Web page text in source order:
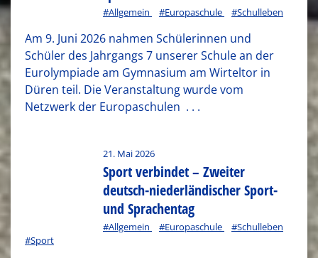
#Allgemein #Europaschule #Schulleben
Am 9. Juni 2026 nahmen Schülerinnen und
Schüler des Jahrgangs 7 unserer Schule an der
Eurolympiade am Gymnasium am Wirteltor in
Düren teil. Die Veranstaltung wurde vom
Netzwerk der Europaschulen . . .
21. Mai 2026
Sport verbindet – Zweiter
deutsch-niederländischer Sport-
und Sprachentag
#Allgemein #Europaschule
#Schulleben
#Sport